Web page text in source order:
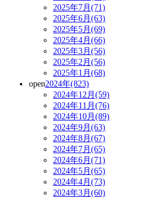
2025年7月(71)
2025年6月(63)
2025年5月(69)
2025年4月(66)
2025年3月(56)
2025年2月(56)
2025年1月(68)
open2024年(823)
2024年12月(59)
2024年11月(76)
2024年10月(89)
2024年9月(63)
2024年8月(67)
2024年7月(65)
2024年6月(71)
2024年5月(65)
2024年4月(73)
2024年3月(60)